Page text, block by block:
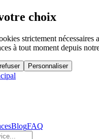
choix
strictement nécessaires
à tout moment depuis
Personnaliser
BlogFAQ